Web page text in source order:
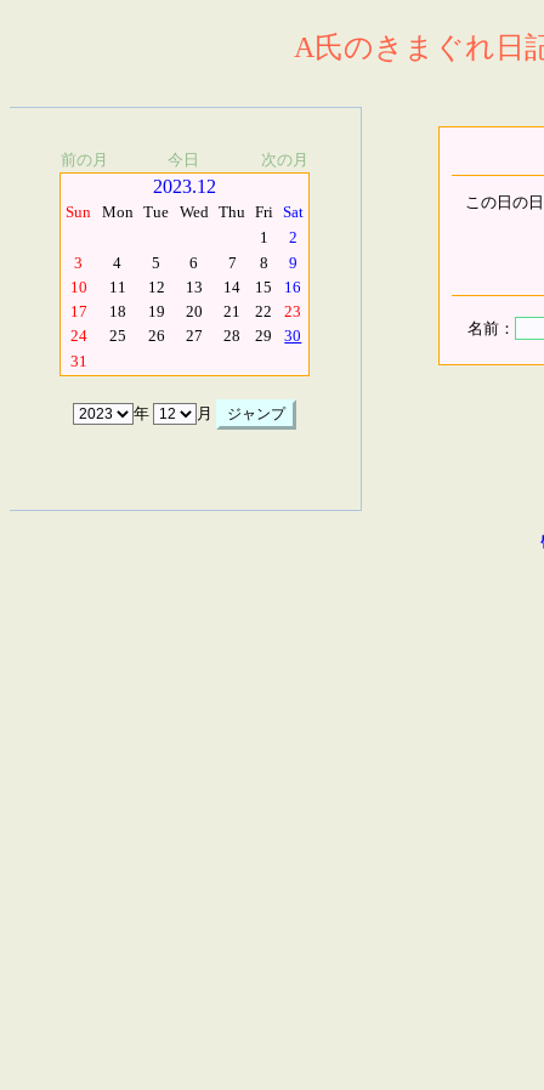
A氏のきまぐれ日
前の月 今日 次の月
2023.12
Sun Mon Tue Wed Thu Fri Sat
1
2
3
4 5 6 7 8
9
10
11 12 13 14 15
16
17
18 19 20 21 22
23
24
25 26 27 28 29
30
31
年 月
この日の
名前：